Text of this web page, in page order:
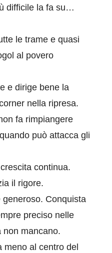
la fa su…
le trame e quasi
al povero
e dirige bene la
nella ripresa.
fa rimpiangere
può attacca gli
continua.
il rigore.
Conquista
preciso nelle
non mancano.
meno al centro del